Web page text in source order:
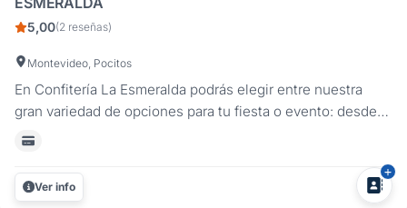
5,00(2 reseñas)
Montevideo, Pocitos
En Confitería La Esmeralda podrás elegir entre nuestra
gran variedad de opciones para tu fiesta o evento: desde
lunch y bocaditos hasta postres, masas finas y tortas
soluciones para todo tipo de celebraciones: Servicio de
lunch (en el...
Ver info